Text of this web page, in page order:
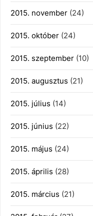
2015. november (24)
2015. október (24)
2015. szeptember (10)
2015. augusztus (21)
2015. július (14)
2015. június (22)
2015. május (24)
2015. április (28)
2015. március (21)